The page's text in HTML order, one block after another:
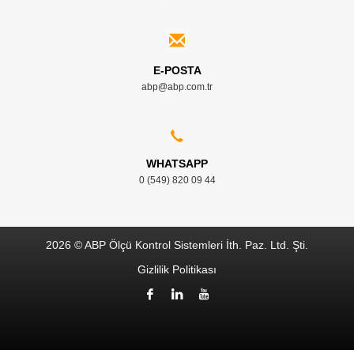
E-POSTA
abp@abp.com.tr
WHATSAPP
0 (549) 820 09 44
2026 © ABP Ölçü Kontrol Sistemleri İth. Paz. Ltd. Şti.
Gizlilik Politikası